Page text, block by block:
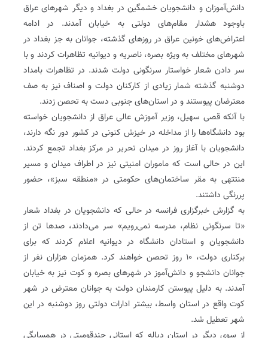
دانش‌آموزان و دانشجویان خشمگین در بغداد و دیگر شهرهای عراق
باوجود هشدار مقام‌های دولتی به خیابان آمدند. در ادامه
اعتراض‌های خونین عراق در روزهای گذشته، جوانان به جز بغداد در
شهرهای مختلف به ویژه بصره، ناصریه و دیوانیه تظاهرات کردند و با
سر دادن شعار خواستار سرنگونی دولت شدند. در تظاهرات بامداد
دوشنبه گذشته شمار زیادی از کارکنان دولت و اصناف نیز به صف
معترضان پیوستند و در استان‌های جنوبی دست به تحصن زدند.
با آنکه قصی سهیل، وزیر آموزش عالی عراق از دانشجویان خواسته
بود دانشگاه‌ها را از مداخله در خیزش کنونی در کشور دور نگه دارند،
دانشجویان با آغاز روز در میدان تحریر در مرکز بغداد تجمع کردند.
این در حالی است که ماموران امنیتی نیز در اطراف میدان و مسیر
منتتهی به مقر ساختمان‌های حکومتی در «منطقه سبز»، حضور
پررنگی داشتند.
به گزارش خبرگزاری فرانسه در حالی که دانشجویان در بغداد شعار
«تا سرنگونی نظام، مدرسه نمی‌رویم» سر می‌دادند، صدها تن از
دانشجویان و استادان دانشگاه در دیوانیه اعلام کردند که برای
برکناری دولت، ۱۰ روز تحصن خواهند کرد. همزمان هزاران نفر از
جوانان دانشجو و دانش‌آموز در شهرهای بصره و کوت نیز به خیابان
آمدند. به دلیل پیوستن کارمندان دولت به جوانان معترض در شهر
کوت واقع در استان واسط، بیشتر ادارات دولتی روز دوشنبه در این
شهر تعطیل شد.